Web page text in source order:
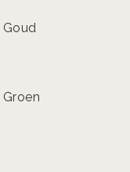
Goud
Groen